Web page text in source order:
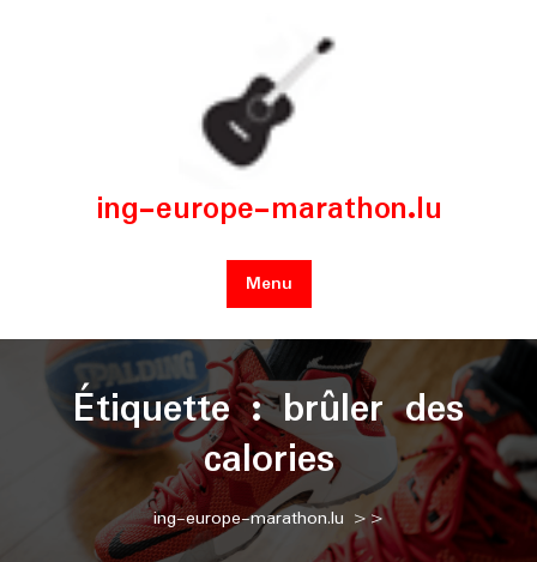
ing-europe-marathon.lu
Menu
Étiquette :brûler des
calories
ing-europe-marathon.lu >>